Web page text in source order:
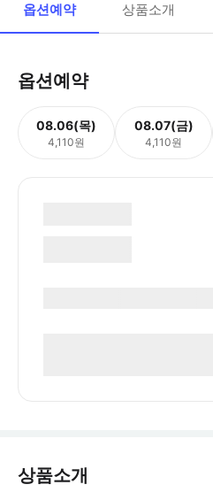
옵션예약 상품소개
옵션예약
08.06(목)
4,110원
08.07(금)
4,110원
상품소개